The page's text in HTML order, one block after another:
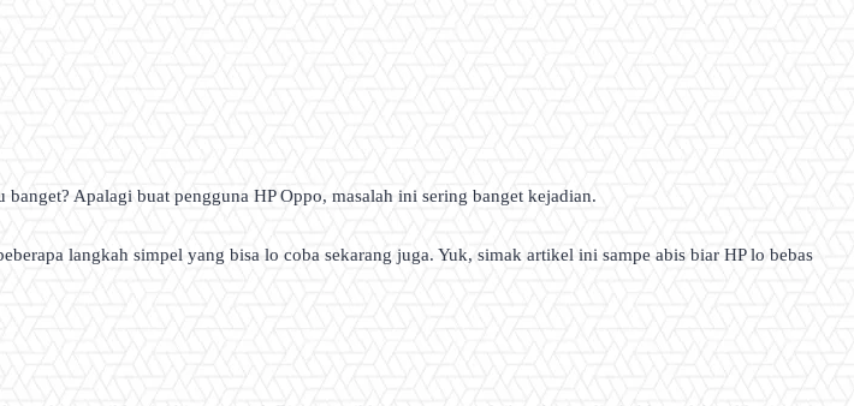
Apalagi buat pengguna HP Oppo, masalah ini sering banget kejadian.
langkah simpel yang bisa lo coba sekarang juga. Yuk, simak artikel ini sampe abis biar HP lo bebas